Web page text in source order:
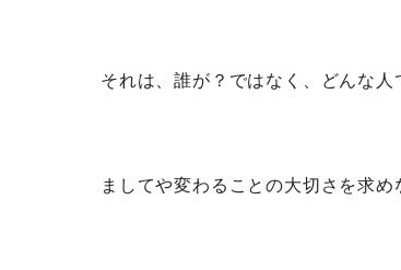
それは、誰が？ではなく、どんな人
ましてや変わることの大切さを求め